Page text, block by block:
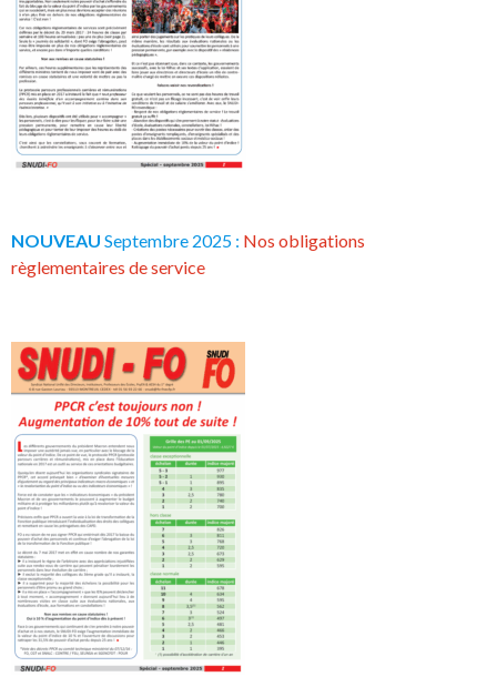
NOUVEAU Septembre 2025 : Nos obligations
règlementaires de service